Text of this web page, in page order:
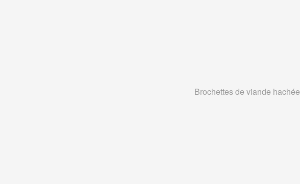
Brochettes de viande hachée